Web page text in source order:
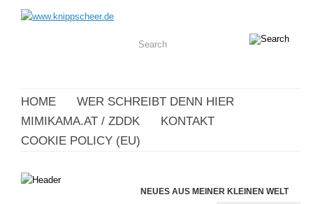
HOME
WER SCHREIBT DENN HIER
MIMIKAMA.AT / ZDDK
KONTAKT
COOKIE POLICY (EU)
NEUES AUS MEINER KLEINEN WELT